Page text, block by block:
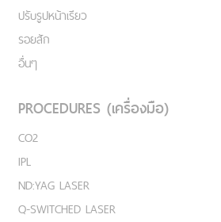
ปรับรูปหน้าเรียว
รอยสัก
อื่นๆ
PROCEDURES (เครื่องมือ)
CO2
IPL
ND:YAG LASER
Q-SWITCHED LASER